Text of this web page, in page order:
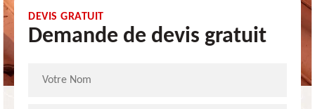
DEVIS GRATUIT
Demande de devis gratuit